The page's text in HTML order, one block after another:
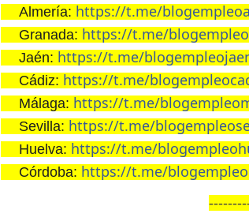
👉🏼Almería: https://t.me/
👉🏼Granada: https://t.me/
👉🏼Jaén: https://t.me/
👉🏼Cádiz: https://t.me/
👉🏼Málaga: https://t.me/
👉🏼Sevilla: https://t.me/
👉🏼Huelva: https://t.me/
👉🏼Córdoba: https://t.me/